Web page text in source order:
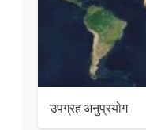
उपग्रह अनुप्रयोग